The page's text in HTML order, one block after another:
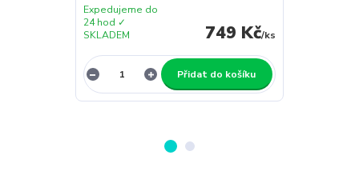
749 Kč/ks
Expedujeme do
24 hod ✓
SKLADEM
Přidat do košíku